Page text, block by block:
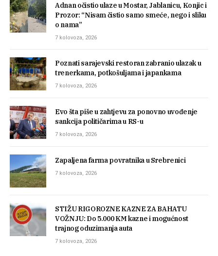
Adnan očistio ulaze u Mostar, Jablanicu, Konjic i
Prozor: “Nisam čistio samo smeće, nego i sliku
o nama”
7 kolovoza, 2026
Poznati sarajevski restoran zabranio ulazak u
trenerkama, potkošuljama i japankama
7 kolovoza, 2026
Evo šta piše u zahtjevu za ponovno uvođenje
sankcija političarima u RS-u
7 kolovoza, 2026
Zapaljena farma povratnika u Srebrenici
7 kolovoza, 2026
STIŽU RIGOROZNE KAZNE ZA BAHATU
VOŽNJU: Do 5.000 KM kazne i mogućnost
trajnog oduzimanja auta
7 kolovoza, 2026